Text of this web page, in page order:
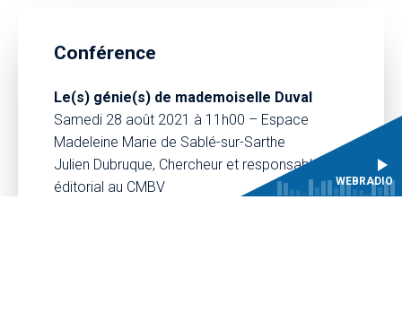
Conférence
Le(s) génie(s) de mademoiselle Duval
Samedi 28 août 2021 à 11h00 – Espace
Madeleine Marie de Sablé-sur-Sarthe
Julien Dubruque, Chercheur et responsable
éditorial au CMBV
WEBRADIO